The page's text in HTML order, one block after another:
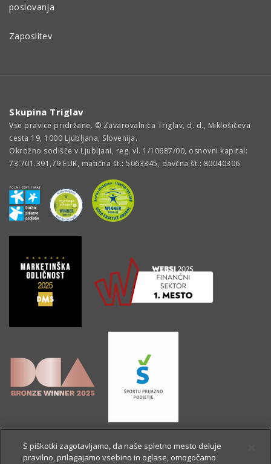
poslovanja
Zaposlitev
Skupina Triglav
Vse pravice pridržane. © Zavarovalnica Triglav, d. d., Miklošičeva
cesta 19, 1000 Ljubljana, Slovenija.
Okrožno sodišče v Ljubljani, reg. vl. 1/10687/00, osnovni kapital:
73.701.391,79 EUR, matična št.: 5063345, davčna št.: 80040306
S piškotki zagotavljamo, da naše spletno mesto deluje
pravilno, prilagajamo vsebino in oglase, omogočamo